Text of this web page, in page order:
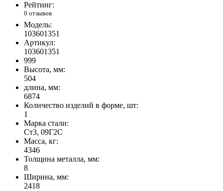
Рейтинг:
0 отзывов
Модель:
103601351
Артикул:
103601351
999
Высота, мм:
504
длина, мм:
6874
Количество изделий в форме, шт:
1
Марка стали:
Ст3, 09Г2С
Масса, кг:
4346
Толщина металла, мм:
8
Ширина, мм:
2418